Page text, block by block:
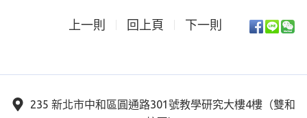
上一則 回上頁 下一則
235 新北市中和區圓通路301號教學研究大樓4樓（雙和